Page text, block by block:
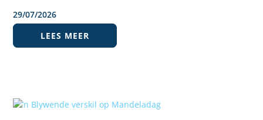
29/07/2026
LEES MEER